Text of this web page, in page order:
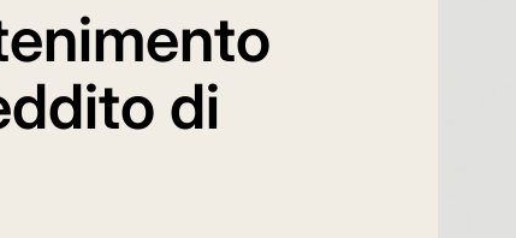
di